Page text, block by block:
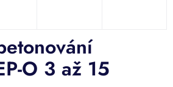
O 3 až 15